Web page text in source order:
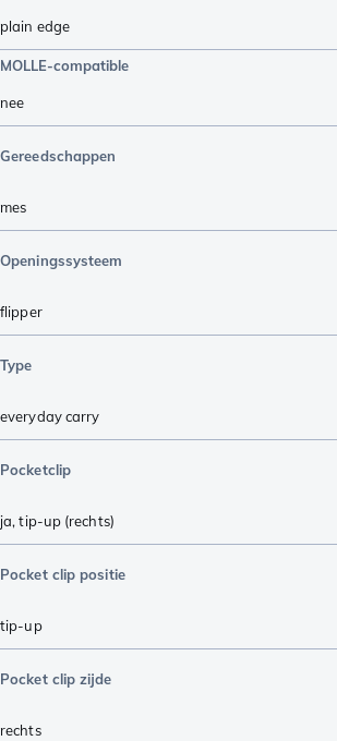
plain edge
MOLLE-compatible
nee
Gereedschappen
mes
Openingssysteem
flipper
Type
everyday carry
Pocketclip
ja, tip-up (rechts)
Pocket clip positie
tip-up
Pocket clip zijde
rechts